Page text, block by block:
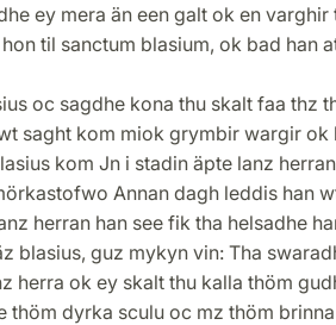
ey mera än een galt ok en varghir
til sanctum blasium, ok bad han
oc sagdhe kona thu skalt faa thz
saght kom miok grymbir wargir ok
kom Jn i stadin äpte lanz
Annan dagh leddis han
herran han see fik tha helsadhe
blasius, guz mykyn vin: Tha
herra ok ey skalt thu kalla thöm
thöm dyrka sculu oc mz thöm